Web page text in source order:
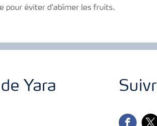
pour éviter d'abîmer les fruits.
Yara
facebook